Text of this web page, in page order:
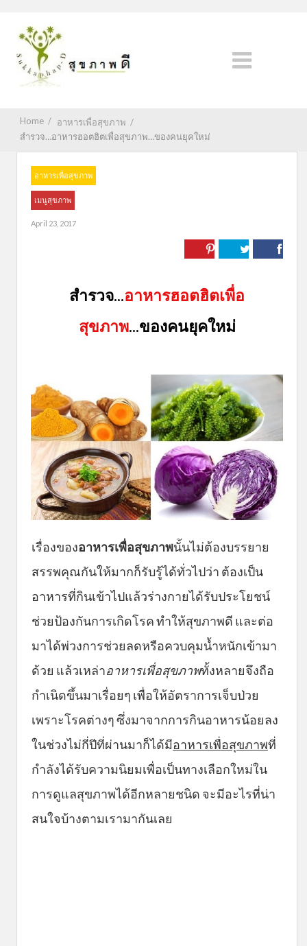
Home / อาหารเพื่อสุขภาพ /
สำรวจ…อาหารฮอตฮิตเพื่อสุขภาพ…ของคนยุคใหม่
อาหารเพื่อสุขภาพ
เมนูสุขภาพ
April 23, 2017
สำรวจ...อาหารฮอตฮิตเพื่อ
สุขภาพ...ของคนยุคใหม่
เรื่องของอาหารเพื่อสุขภาพนั้นไม่ต้องบรรยาย
สรรพคุณกันให้มากก็รับรู้ได้ทั่วไปว่า ต้องเป็น
อาหารที่กินเข้าไปแล้วร่างกายได้รับประโยชน์
ช่วยป้องกันการเกิดโรค ทำให้สุขภาพดี และต่อ
มาได้พ่วงการช่วยลดหรือควบคุมน้ำหนักเข้ามา
ด้วย แล้วเหล่าอาหารเพื่อสุขภาพทั้งหลายจึงถือ
กำเนิดขึ้นมาเรื่อยๆ เพื่อให้อัตราการเจ็บป่วย
เพราะโรคต่างๆ ซึ่งมาจากการกินอาหารน้อยลง
ในช่วงไม่กี่ปีที่ผ่านมาก็ได้มีอาหารเพื่อสุขภาพที่
กำลังได้รับความนิยมเพื่อเป็นทางเลือกใหม่ใน
การดูแลสุขภาพได้อีกหลายชนิด จะมีอะไรที่น่า
สนใจบ้างตามเรามากันเลย